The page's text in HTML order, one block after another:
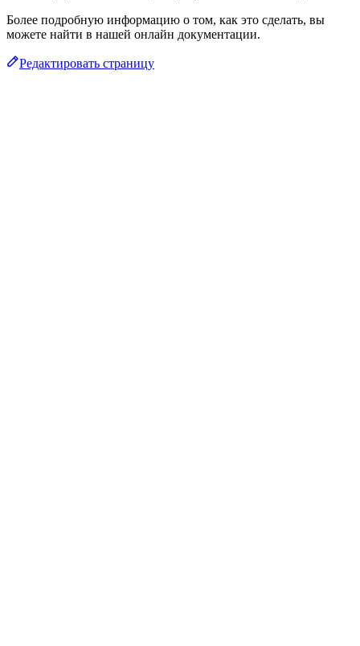
Более подробную информацию о том, как это сделать, вы
можете найти в нашей онлайн документации.
Редактировать страницу